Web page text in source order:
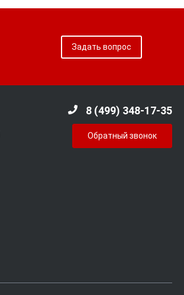
Задать вопрос
8 (499) 348-17-35
Обратный звонок